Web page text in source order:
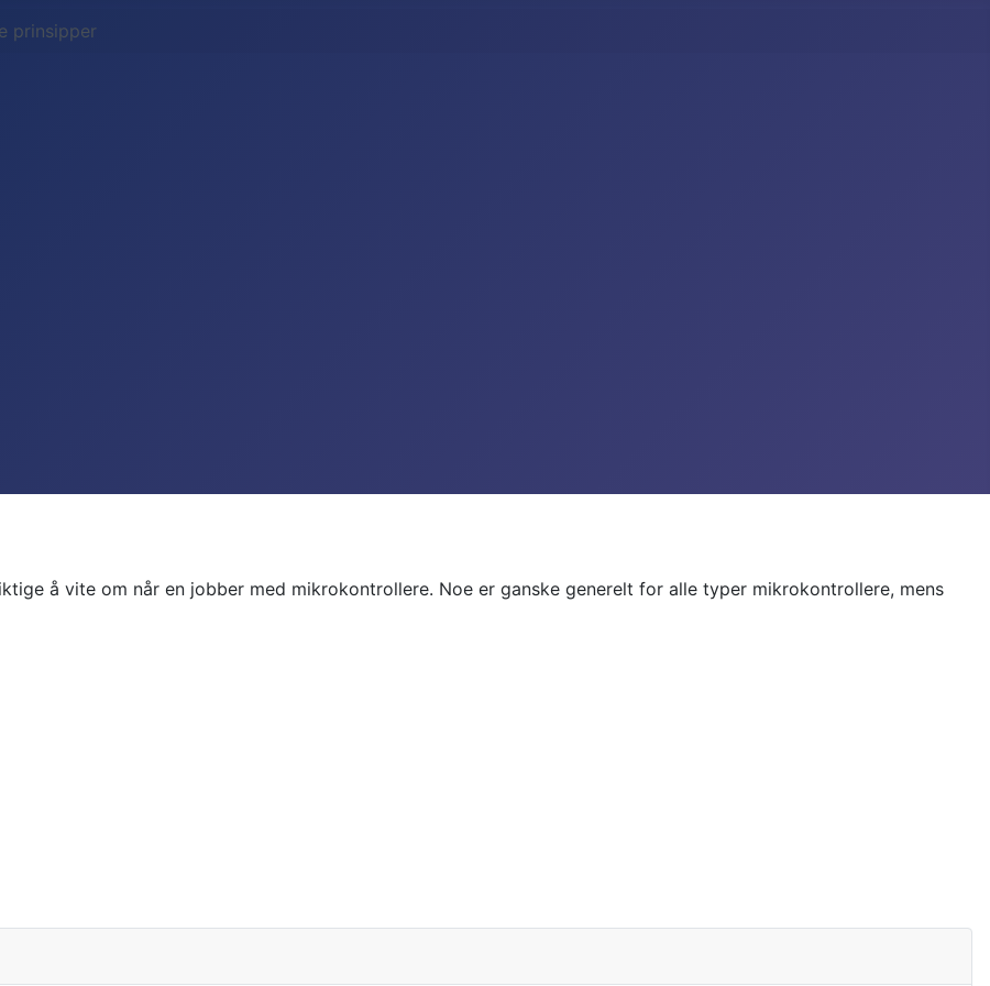
prinsipper
å vite om når en jobber med mikrokontrollere. Noe er ganske generelt for alle typer mikrokontrollere, mens